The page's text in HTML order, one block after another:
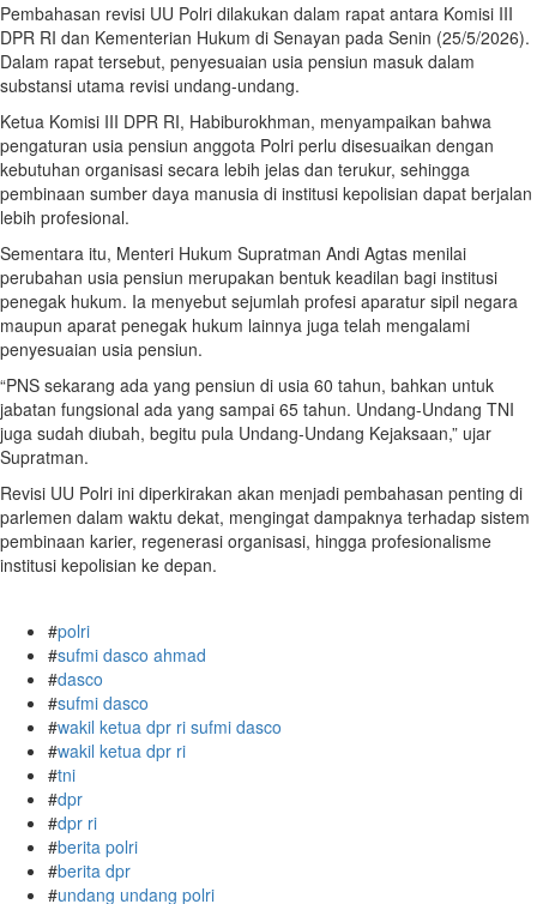
Pembahasan revisi UU Polri dilakukan dalam rapat antara Komisi III
DPR RI dan Kementerian Hukum di Senayan pada Senin (25/5/2026).
Dalam rapat tersebut, penyesuaian usia pensiun masuk dalam
substansi utama revisi undang-undang.
Ketua Komisi III DPR RI, Habiburokhman, menyampaikan bahwa
pengaturan usia pensiun anggota Polri perlu disesuaikan dengan
kebutuhan organisasi secara lebih jelas dan terukur, sehingga
pembinaan sumber daya manusia di institusi kepolisian dapat berjalan
lebih profesional.
Sementara itu, Menteri Hukum Supratman Andi Agtas menilai
perubahan usia pensiun merupakan bentuk keadilan bagi institusi
penegak hukum. Ia menyebut sejumlah profesi aparatur sipil negara
maupun aparat penegak hukum lainnya juga telah mengalami
penyesuaian usia pensiun.
“PNS sekarang ada yang pensiun di usia 60 tahun, bahkan untuk
jabatan fungsional ada yang sampai 65 tahun. Undang-Undang TNI
juga sudah diubah, begitu pula Undang-Undang Kejaksaan,” ujar
Supratman.
Revisi UU Polri ini diperkirakan akan menjadi pembahasan penting di
parlemen dalam waktu dekat, mengingat dampaknya terhadap sistem
pembinaan karier, regenerasi organisasi, hingga profesionalisme
institusi kepolisian ke depan.
#polri
#sufmi dasco ahmad
#dasco
#sufmi dasco
#wakil ketua dpr ri sufmi dasco
#wakil ketua dpr ri
#tni
#dpr
#dpr ri
#berita polri
#berita dpr
#undang undang polri